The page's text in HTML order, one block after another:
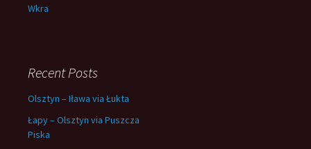
Wkra
Recent Posts
Olsztyn – Iława via Łukta
Łapy – Olsztyn via Puszcza
Piska